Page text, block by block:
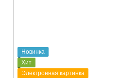
Новинка
Хит
Электронная картинка